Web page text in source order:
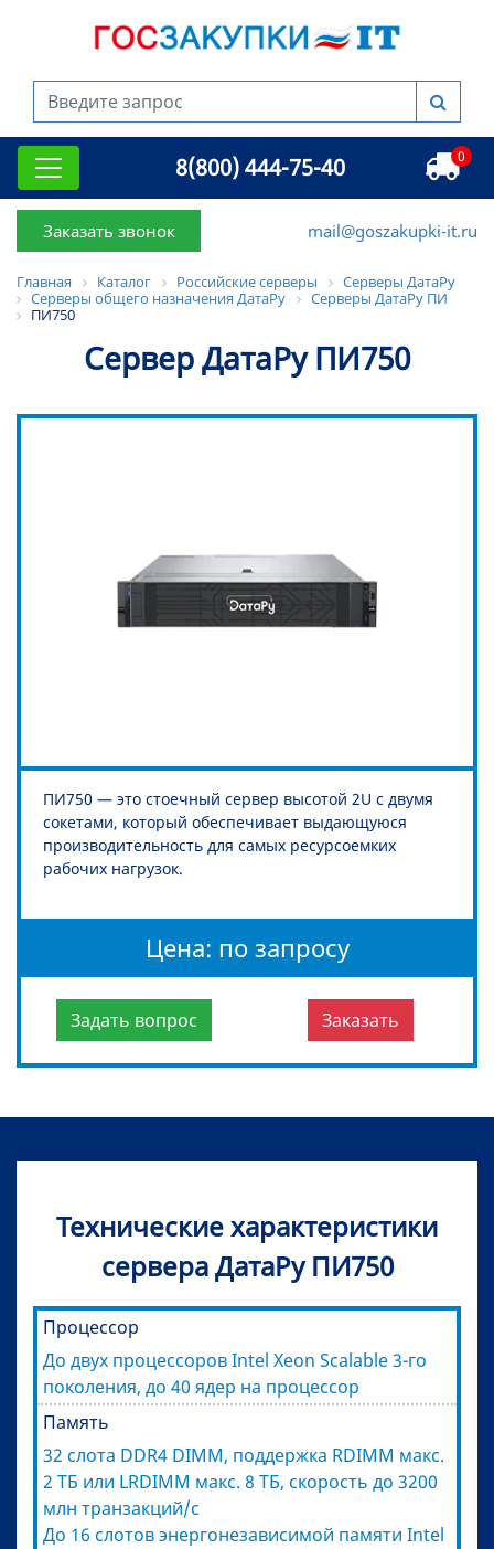
8(800) 444-75-40 0
Заказать звонок mail@goszakupki-it.ru
Главная Каталог Российские серверы
Серверы ДатаРу
Серверы общего назначения ДатаРу
Серверы ДатаРу ПИ
ПИ750
Сервер ДатаРу ПИ750
ПИ750 — это стоечный сервер высотой 2U с двумя
сокетами, который обеспечивает выдающуюся
производительность для самых ресурсоемких
рабочих нагрузок.
Цена: по запросу
Задать вопрос Заказать
Технические характеристики
сервера ДатаРу ПИ750
Процессор
До двух процессоров Intel Xeon Scalable 3-го
поколения, до 40 ядер на процессор
Память
32 слота DDR4 DIMM, поддержка RDIMM макс.
2 ТБ или LRDIMM макс. 8 ТБ, скорость до 3200
млн транзакций/с
До 16 слотов энергонезависимой памяти Intel